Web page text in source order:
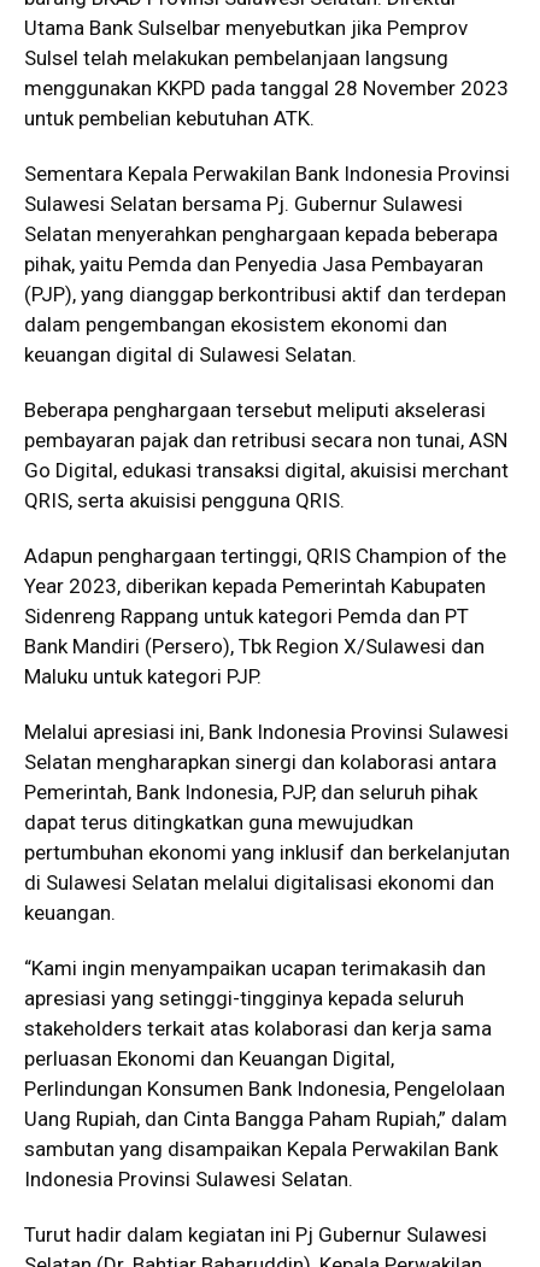
Utama Bank Sulselbar menyebutkan jika Pemprov
Sulsel telah melakukan pembelanjaan langsung
menggunakan KKPD pada tanggal 28 November 2023
untuk pembelian kebutuhan ATK.
Sementara Kepala Perwakilan Bank Indonesia Provinsi
Sulawesi Selatan bersama Pj. Gubernur Sulawesi
Selatan menyerahkan penghargaan kepada beberapa
pihak, yaitu Pemda dan Penyedia Jasa Pembayaran
(PJP), yang dianggap berkontribusi aktif dan terdepan
dalam pengembangan ekosistem ekonomi dan
keuangan digital di Sulawesi Selatan.
Beberapa penghargaan tersebut meliputi akselerasi
pembayaran pajak dan retribusi secara non tunai, ASN
Go Digital, edukasi transaksi digital, akuisisi merchant
QRIS, serta akuisisi pengguna QRIS.
Adapun penghargaan tertinggi, QRIS Champion of the
Year 2023, diberikan kepada Pemerintah Kabupaten
Sidenreng Rappang untuk kategori Pemda dan PT
Bank Mandiri (Persero), Tbk Region X/Sulawesi dan
Maluku untuk kategori PJP.
Melalui apresiasi ini, Bank Indonesia Provinsi Sulawesi
Selatan mengharapkan sinergi dan kolaborasi antara
Pemerintah, Bank Indonesia, PJP, dan seluruh pihak
dapat terus ditingkatkan guna mewujudkan
pertumbuhan ekonomi yang inklusif dan berkelanjutan
di Sulawesi Selatan melalui digitalisasi ekonomi dan
keuangan.
“Kami ingin menyampaikan ucapan terimakasih dan
apresiasi yang setinggi-tingginya kepada seluruh
stakeholders terkait atas kolaborasi dan kerja sama
perluasan Ekonomi dan Keuangan Digital,
Perlindungan Konsumen Bank Indonesia, Pengelolaan
Uang Rupiah, dan Cinta Bangga Paham Rupiah,” dalam
sambutan yang disampaikan Kepala Perwakilan Bank
Indonesia Provinsi Sulawesi Selatan.
Turut hadir dalam kegiatan ini Pj Gubernur Sulawesi